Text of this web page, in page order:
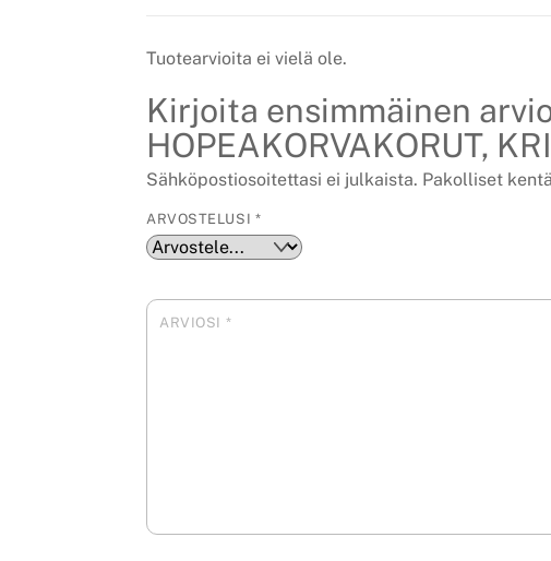
Tuotearvioita ei vielä ole.
Kirjoita ensimmäinen
HOPEAKORVAKORUT,
Sähköpostiosoitettasi ei julkaista. Pakolliset
ARVOSTELUSI *
ARVIOSI *